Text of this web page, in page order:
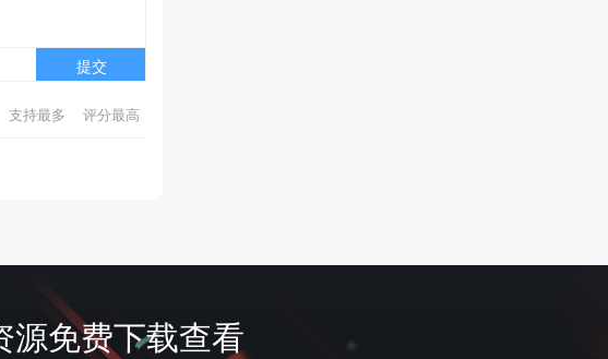
提交
支持最多 评分最高
源免费下载查看